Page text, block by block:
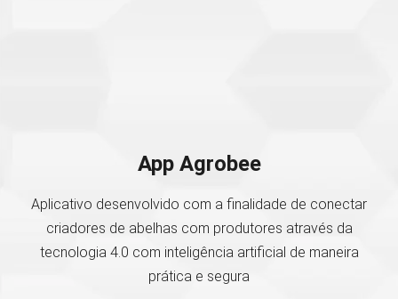
App Agrobee
Aplicativo desenvolvido com a finalidade de conectar
criadores de abelhas com produtores através da
tecnologia 4.0 com inteligência artificial de maneira
prática e segura